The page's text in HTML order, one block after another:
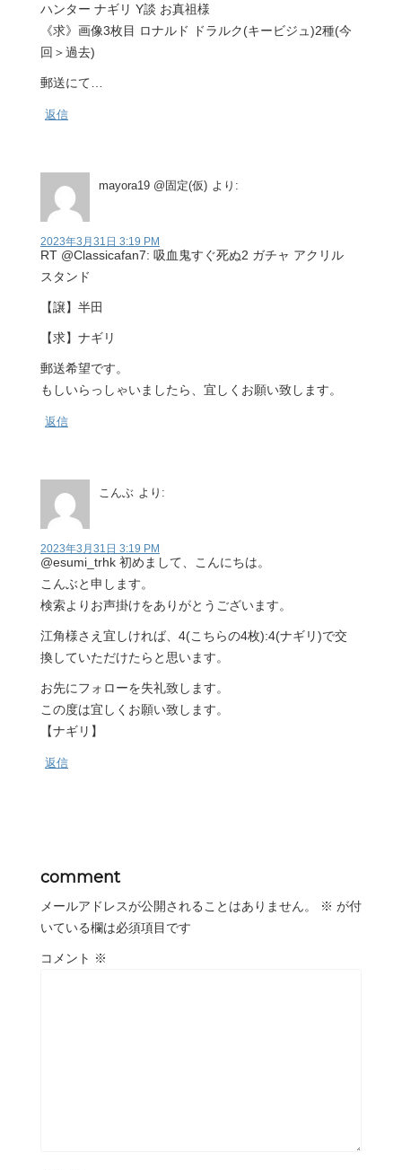
ハンター ナギリ Y談 お真祖様
《求》画像3枚目 ロナルド ドラルク(キービジュ)2種(今
回＞過去)
郵送にて…
返信
mayora19 @固定(仮) より:
2023年3月31日 3:19 PM
RT @Classicafan7: 吸血鬼すぐ死ぬ2 ガチャ アクリル
スタンド
【譲】半田
【求】ナギリ
郵送希望です。
もしいらっしゃいましたら、宜しくお願い致します。
返信
こんぶ より:
2023年3月31日 3:19 PM
@esumi_trhk 初めまして、こんにちは。
こんぶと申します。
検索よりお声掛けをありがとうございます。
江角様さえ宜しければ、4(こちらの4枚):4(ナギリ)で交
換していただけたらと思います。
お先にフォローを失礼致します。
この度は宜しくお願い致します。
【ナギリ】
返信
comment
メールアドレスが公開されることはありません。 ※ が付
いている欄は必須項目です
コメント ※